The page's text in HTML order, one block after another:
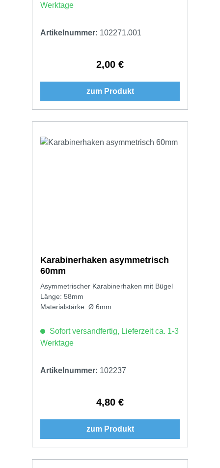
Werktage
Artikelnummer: 102271.001
Regulärer Preis:
2,00 €
zum Produkt
Karabinerhaken asymmetrisch
60mm
Asymmetrischer Karabinerhaken mit Bügel
Länge: 58mm
Materialstärke: Ø 6mm
Sofort versandfertig, Lieferzeit ca. 1-3
Werktage
Artikelnummer: 102237
Regulärer Preis:
4,80 €
zum Produkt